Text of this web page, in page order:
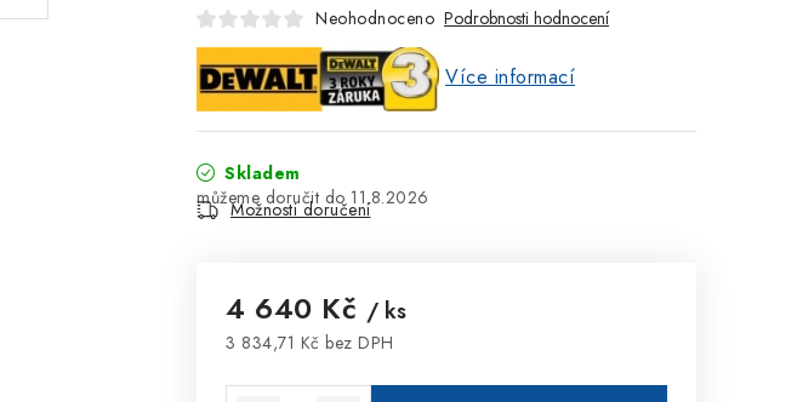
Neohodnoceno Podrobnosti hodnocení
Více informací
Skladem
11.8.2026
Možnosti doručení
4 640 Kč / ks
3 834,71 Kč bez DPH